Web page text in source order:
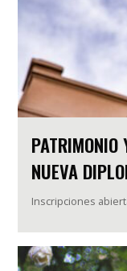
PATRIMONIO
NUEVA
Inscripciones